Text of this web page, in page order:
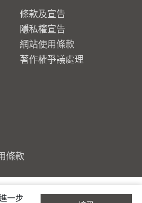
條款及宣告
隱私權宣告
網站使用條款
著作權爭議處理
條款
一步